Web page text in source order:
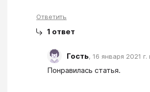
Ответить
1 ответ
Гость, 16 января 2021 г.
Понравилась статья.